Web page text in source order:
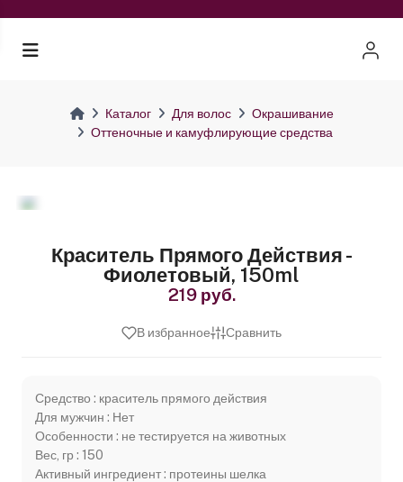
Каталог Для волос
Окрашивание
Оттеночные и камуфлирующие средства
Краситель Прямого Действия -
Фиолетовый, 150ml
219 руб.
В избранное Сравнить
Средство : краситель прямого действия
Для мужчин : Нет
Особенности : не тестируется на животных
Вес, гр : 150
Активный ингредиент : протеины шелка